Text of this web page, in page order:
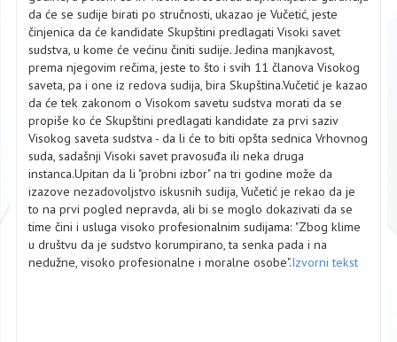
da će se sudije birati po stručnosti, ukazao je Vučetić, jeste
činjenica da će kandidate Skupštini predlagati Visoki savet
sudstva, u kome će većinu činiti sudije. Jedina manjkavost,
prema njegovim rečima, jeste to što i svih 11 članova Visokog
saveta, pa i one iz redova sudija, bira Skupština.Vučetić je kazao
da će tek zakonom o Visokom savetu sudstva morati da se
propiše ko će Skupštini predlagati kandidate za prvi saziv
Visokog saveta sudstva - da li će to biti opšta sednica Vrhovnog
suda, sadašnji Visoki savet pravosuđa ili neka druga
instanca.Upitan da li "probni izbor" na tri godine može da
izazove nezadovoljstvo iskusnih sudija, Vučetić je rekao da je
to na prvi pogled nepravda, ali bi se moglo dokazivati da se
time čini i usluga visoko profesionalnim sudijama: "Zbog klime
u društvu da je sudstvo korumpirano, ta senka pada i na
nedužne, visoko profesionalne i moralne osobe".Izvorni tekst